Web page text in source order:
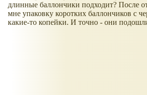
длинные баллончики подходит? После
мне упаковку коротких баллончиков с
какие-то копейки. И точно - они